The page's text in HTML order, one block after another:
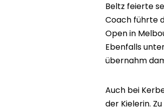
Beltz feierte
Coach führte
Open in
Ebenfalls
übernahm
Auch bei
der Kielerin.